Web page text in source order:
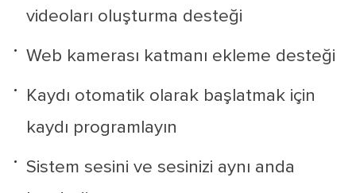
videoları oluşturma desteği
Web kamerası katmanı ekleme desteği
Kaydı otomatik olarak başlatmak için
kaydı programlayın
Sistem sesini ve sesinizi aynı anda